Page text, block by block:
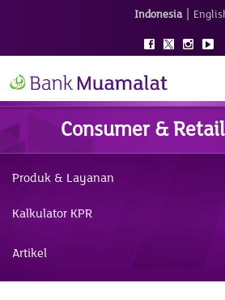
Indonesia |
Consumer &
Produk & Layanan
Kalkulator KPR
Artikel